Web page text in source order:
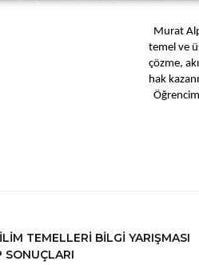
Murat
temel ve
çözme,
hak
TEMELLERİ BİLGİ YARIŞMASI
SONUÇLARI